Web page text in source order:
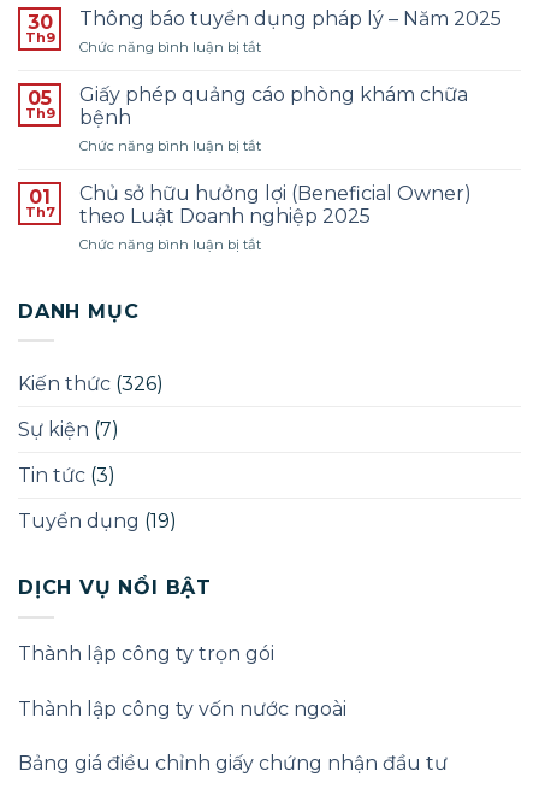
–
Năm
2026
Đợt
BÁO
TUYỂN
THỰC
SINH
–
THÁNG
12/2025
30
Th9
Thông báo tuyển dụng pháp lý – Năm 2025
Chức năng bình luận bị tắtở
báo
tuyển
pháp
–
Năm
2025
05
Th9
Giấy phép quảng cáo phòng khám chữa
bệnh
Chức năng bình luận bị tắtở
phép
quảng
cáo
phòng
01
Th7
Chủ sở hữu hưởng lợi (Beneficial Owner)
theo Luật Doanh nghiệp 2025
Chức năng bình luận bị tắtở
DANH MỤC
Kiến thức (326)
Sự kiện (7)
Tin tức (3)
Tuyển dụng (19)
DỊCH VỤ NỔI BẬT
Thành lập công ty trọn gói
Thành lập công ty vốn nước ngoài
Bảng giá điều chỉnh giấy chứng nhận đầu tư